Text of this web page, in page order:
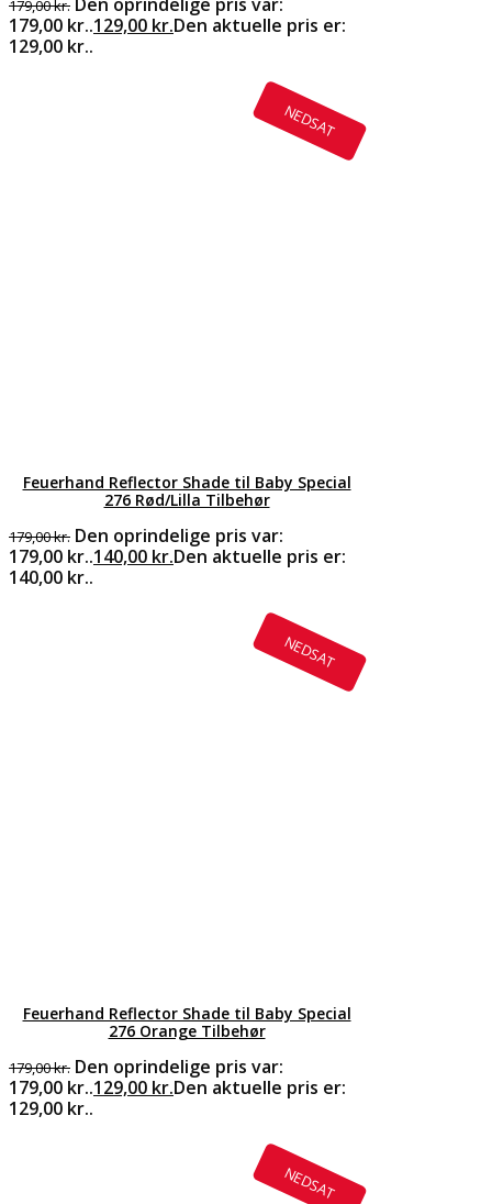
179,00kr.
179,00 kr..129,00 kr.Den aktuelle pris er:
129,00 kr..
NEDSAT
Feuerhand Reflector Shade til Baby Special
276 Rød/Lilla Tilbehør
179,00kr. Den oprindelige pris var:
179,00 kr..140,00 kr.Den aktuelle pris er:
140,00 kr..
NEDSAT
Feuerhand Reflector Shade til Baby Special
276 Orange Tilbehør
179,00kr. Den oprindelige pris var:
179,00 kr..129,00 kr.Den aktuelle pris er:
129,00 kr..
NEDSAT